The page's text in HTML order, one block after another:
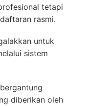
tetapi
rasmi.
untuk
sistem
diberikan oleh